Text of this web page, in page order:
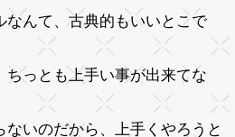
んて、古典的もいいとこで
っとも上手い事が出来てな
いのだから、上手くやろうと